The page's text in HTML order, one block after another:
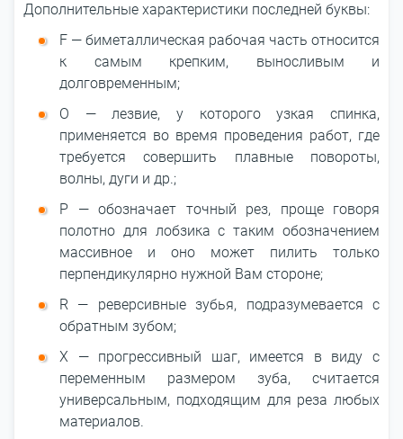
Дополнительные характеристики последней буквы:
F — биметаллическая рабочая часть относится
к самым крепким, выносливым и
долговременным;
О — лезвие, у которого узкая спинка,
применяется во время проведения работ, где
требуется совершить плавные повороты,
волны, дуги и др.;
P — обозначает точный рез, проще говоря
полотно для лобзика с таким обозначением
массивное и оно может пилить только
перпендикулярно нужной Вам стороне;
R — реверсивные зубья, подразумевается с
обратным зубом;
X — прогрессивный шаг, имеется в виду с
переменным размером зуба, считается
универсальным, подходящим для реза любых
материалов.